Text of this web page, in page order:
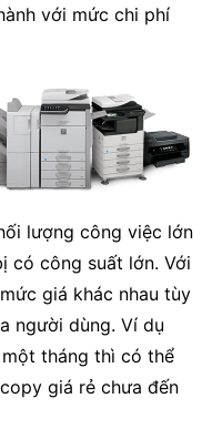
với mức chi phí
lượng công việc lớn
có công suất lớn. Với
giá khác nhau tùy
người dùng. Ví dụ
tháng thì có thể
giá rẻ chưa đến